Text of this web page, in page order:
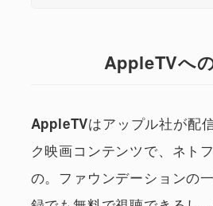
AppleTVへ
AppleTVはアップル社が配
ク映画コンテンツで、ネト
の。ファウンデーションの